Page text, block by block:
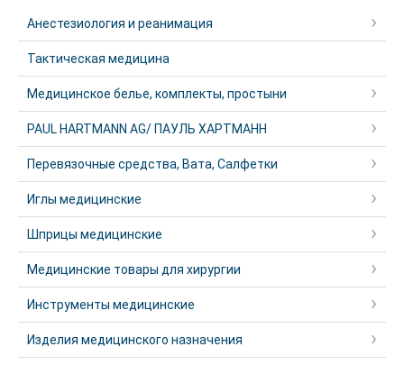
Анестезиология и реанимация
Тактическая медицина
Медицинское белье, комплекты, простыни
PAUL HARTMANN AG/ ПАУЛЬ ХАРТМАНН
Перевязочные средства, Вата, Салфетки
Иглы медицинские
Шприцы медицинские
Медицинские товары для хирургии
Инструменты медицинские
Изделия медицинского назначения